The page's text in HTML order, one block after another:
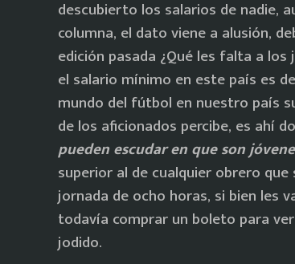
descubierto los salarios de nadie,
columna, el dato viene a alusión,
edición pasada ¿Qué les falta a
el salario mínimo en este país es
mundo del fútbol en nuestro país
de los aficionados percibe, es ahí
pueden escudar en que son
superior al de cualquier obrero
jornada de ocho horas, si bien les
todavía comprar un boleto para
jodido.